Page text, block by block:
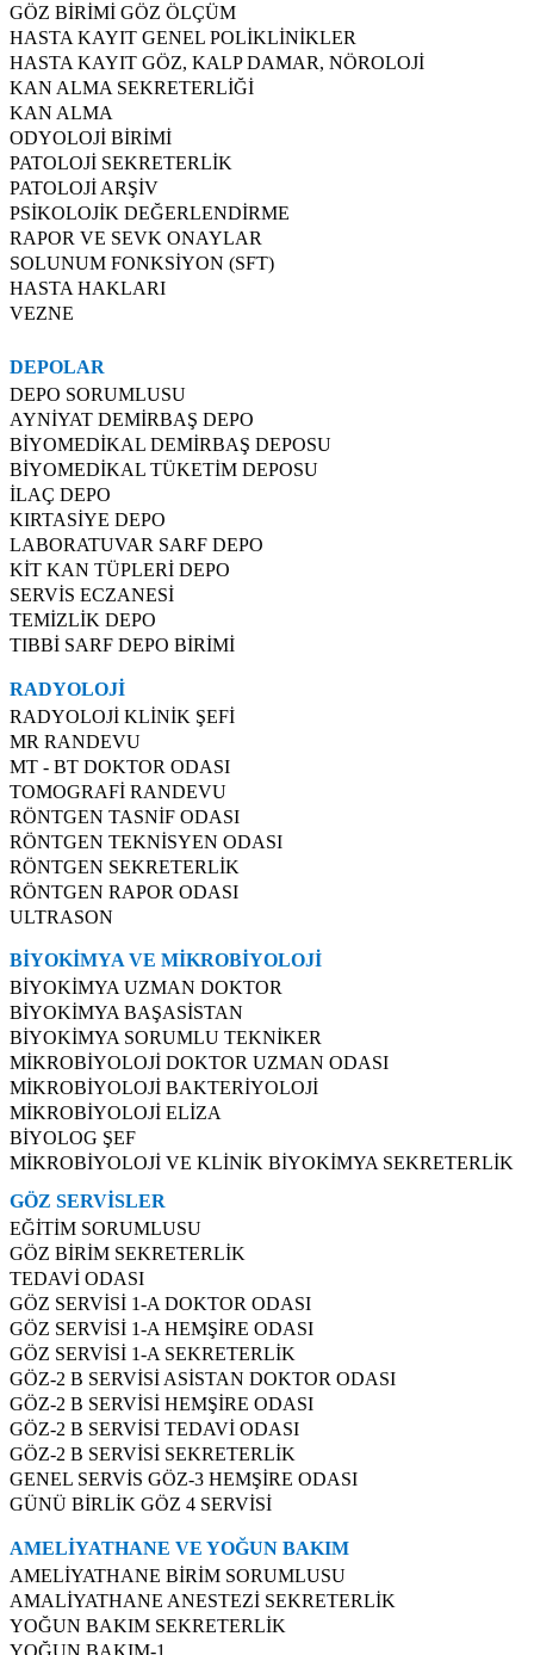
GÖZ BİRİMİ GÖZ ÖLÇÜM
HASTA KAYIT GENEL POLİKLİNİKLER
HASTA KAYIT GÖZ, KALP DAMAR, NÖROLOJİ
KAN ALMA SEKRETERLİĞİ
KAN ALMA
ODYOLOJİ BİRİMİ
PATOLOJİ SEKRETERLİK
PATOLOJİ ARŞİV
PSİKOLOJİK DEĞERLENDİRME
RAPOR VE SEVK ONAYLAR
SOLUNUM FONKSİYON (SFT)
HASTA HAKLARI
VEZNE
DEPOLAR
DEPO SORUMLUSU
AYNİYAT DEMİRBAŞ DEPO
BİYOMEDİKAL DEMİRBAŞ DEPOSU
BİYOMEDİKAL TÜKETİM DEPOSU
İLAÇ DEPO
KIRTASİYE DEPO
LABORATUVAR SARF DEPO
KİT KAN TÜPLERİ DEPO
SERVİS ECZANESİ
TEMİZLİK DEPO
TIBBİ SARF DEPO BİRİMİ
RADYOLOJİ
RADYOLOJİ KLİNİK ŞEFİ
MR RANDEVU
MT - BT DOKTOR ODASI
TOMOGRAFİ RANDEVU
RÖNTGEN TASNİF ODASI
RÖNTGEN TEKNİSYEN ODASI
RÖNTGEN SEKRETERLİK
RÖNTGEN RAPOR ODASI
ULTRASON
BİYOKİMYA VE MİKROBİYOLOJİ
BİYOKİMYA UZMAN DOKTOR
BİYOKİMYA BAŞASİSTAN
BİYOKİMYA SORUMLU TEKNİKER
MİKROBİYOLOJİ DOKTOR UZMAN ODASI
MİKROBİYOLOJİ BAKTERİYOLOJİ
MİKROBİYOLOJİ ELİZA
BİYOLOG ŞEF
MİKROBİYOLOJİ VE KLİNİK BİYOKİMYA SEKRETERLİK
GÖZ SERVİSLER
EĞİTİM SORUMLUSU
GÖZ BİRİM SEKRETERLİK
TEDAVİ ODASI
GÖZ SERVİSİ 1-A DOKTOR ODASI
GÖZ SERVİSİ 1-A HEMŞİRE ODASI
GÖZ SERVİSİ 1-A SEKRETERLİK
GÖZ-2 B SERVİSİ ASİSTAN DOKTOR ODASI
GÖZ-2 B SERVİSİ HEMŞİRE ODASI
GÖZ-2 B SERVİSİ TEDAVİ ODASI
GÖZ-2 B SERVİSİ SEKRETERLİK
GENEL SERVİS GÖZ-3 HEMŞİRE ODASI
GÜNÜ BİRLİK GÖZ 4 SERVİSİ
AMELİYATHANE VE YOĞUN BAKIM
AMELİYATHANE BİRİM SORUMLUSU
AMALİYATHANE ANESTEZİ SEKRETERLİK
YOĞUN BAKIM SEKRETERLİK